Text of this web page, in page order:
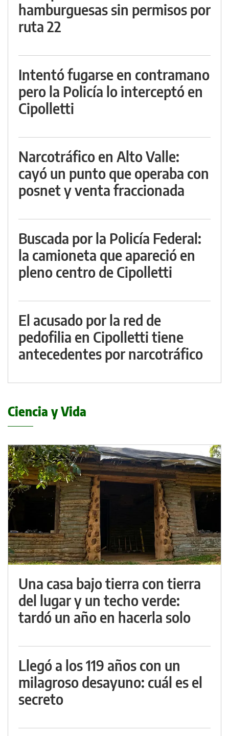
hamburguesas sin permisos por
ruta 22
Intentó fugarse en contramano
pero la Policía lo interceptó en
Cipolletti
Narcotráfico en Alto Valle:
cayó un punto que operaba con
posnet y venta fraccionada
Buscada por la Policía Federal:
la camioneta que apareció en
pleno centro de Cipolletti
El acusado por la red de
pedofilia en Cipolletti tiene
antecedentes por narcotráfico
Ciencia y Vida
Una casa bajo tierra con tierra
del lugar y un techo verde:
tardó un año en hacerla solo
Llegó a los 119 años con un
milagroso desayuno: cuál es el
secreto